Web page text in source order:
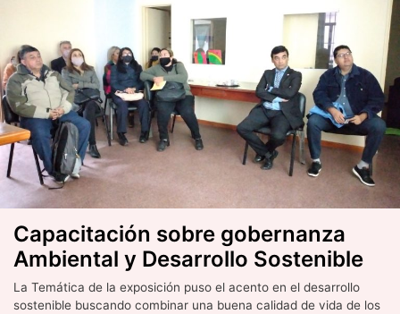
Capacitación sobre gobernanza
Ambiental y Desarrollo Sostenible
La Temática de la exposición puso el acento en el desarrollo
sostenible buscando combinar una buena calidad de vida de los